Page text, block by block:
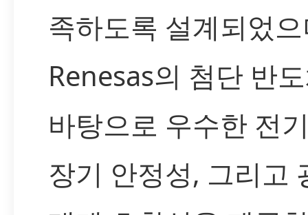
족하도록 설계되었
Renesas의 첨단 반
바탕으로 우수한 전
장기 안정성, 그리고